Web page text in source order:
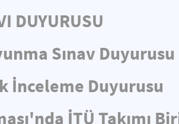
DUYURUSU
Sınav Duyurusu
İnceleme Duyurusu
İTÜ Takımı